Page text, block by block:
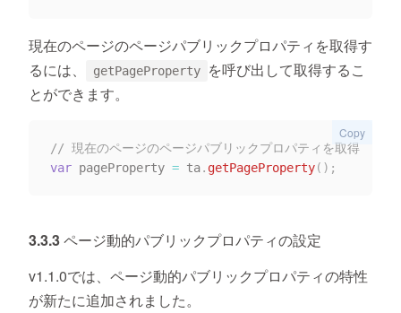
現在のページのページパブリックプロパティを取得す
るには、
getPageProperty
を呼び出して取得するこ
とができます。
// 現在のページのページパブリックプロパティを取得
var pageProperty = ta. getPageProperty( ) ;
Copy
3.3.3 ページ動的パブリックプロパティの設定
v1.1.0では、ページ動的パブリックプロパティの特性
が新たに追加されました。